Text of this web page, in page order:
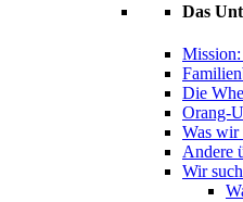
Das
Die
Orang-
Was wir
Andere
Wir